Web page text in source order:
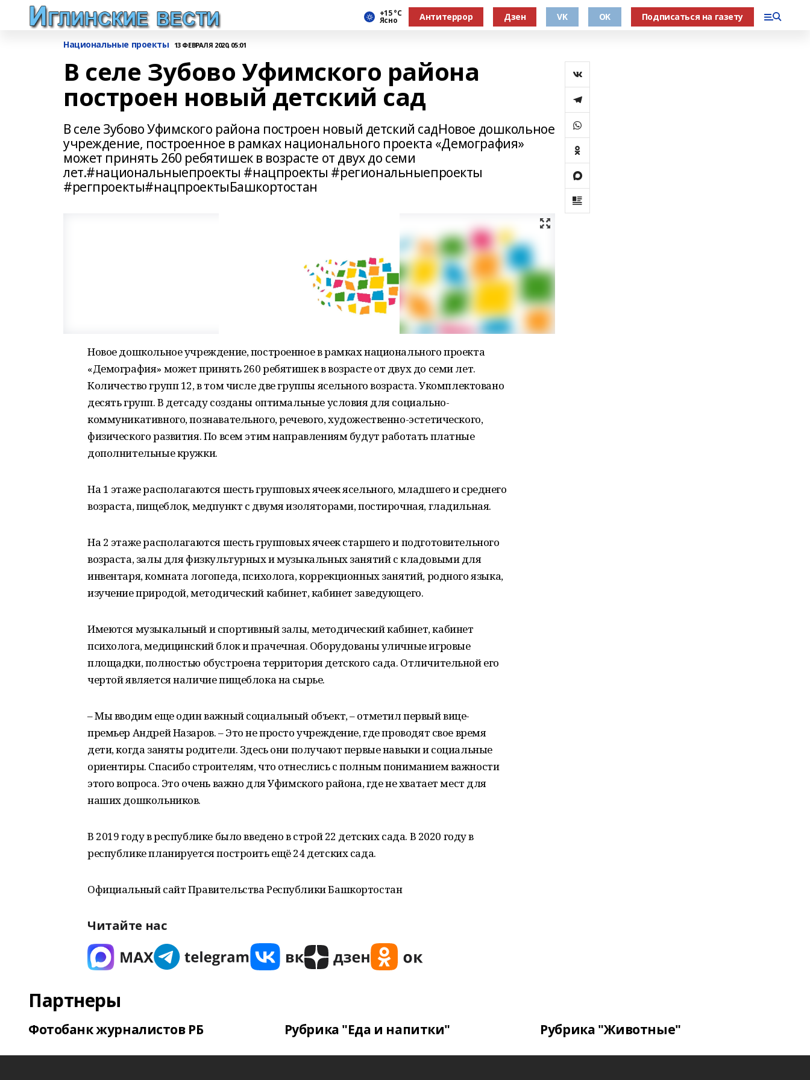
+15 °С
Ясно Антитеррор Дзен VK OK Подписаться на газету
Национальные проекты 13 ФЕВРАЛЯ 2020, 05:01
В селе Зубово Уфимского района
построен новый детский сад
В селе Зубово Уфимского района построен новый детский садНовое дошкольное
учреждение, построенное в рамках национального проекта «Демография»
может принять 260 ребятишек в возрасте от двух до семи
лет.#национальныепроекты #нацпроекты #региональныепроекты
#регпроекты#нацпроектыБашкортостан
Новое дошкольное учреждение, построенное в рамках национального проекта
«Демография» может принять 260 ребятишек в возрасте от двух до семи лет.
Количество групп 12, в том числе две группы ясельного возраста. Укомплектовано
десять групп. В детсаду созданы оптимальные условия для социально-
коммуникативного, познавательного, речевого, художественно-эстетического,
физического развития. По всем этим направлениям будут работать платные
дополнительные кружки.
На 1 этаже располагаются шесть групповых ячеек ясельного, младшего и среднего
возраста, пищеблок, медпункт с двумя изоляторами, постирочная, гладильная.
На 2 этаже располагаются шесть групповых ячеек старшего и подготовительного
возраста, залы для физкультурных и музыкальных занятий с кладовыми для
инвентаря, комната логопеда, психолога, коррекционных занятий, родного языка,
изучение природой, методический кабинет, кабинет заведующего.
Имеются музыкальный и спортивный залы, методический кабинет, кабинет
психолога, медицинский блок и прачечная. Оборудованы уличные игровые
площадки, полностью обустроена территория детского сада. Отличительной его
чертой является наличие пищеблока на сырье.
– Мы вводим еще один важный социальный объект, – отметил первый вице-
премьер Андрей Назаров. – Это не просто учреждение, где проводят свое время
дети, когда заняты родители. Здесь они получают первые навыки и социальные
ориентиры. Спасибо строителям, что отнеслись с полным пониманием важности
этого вопроса. Это очень важно для Уфимского района, где не хватает мест для
наших дошкольников.
В 2019 году в республике было введено в строй 22 детских сада. В 2020 году в
республике планируется построить ещё 24 детских сада.
Официальный сайт Правительства Республики Башкортостан
Читайте нас
Партнеры
Фотобанк журналистов РБ Рубрика "Еда и напитки" Рубрика "Животные"